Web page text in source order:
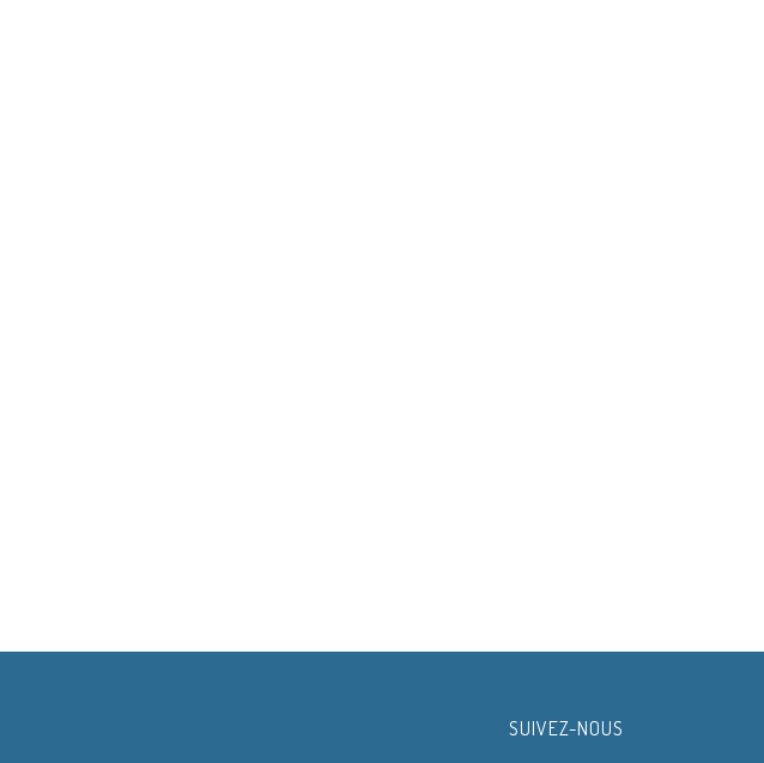
SUIVEZ-NOUS